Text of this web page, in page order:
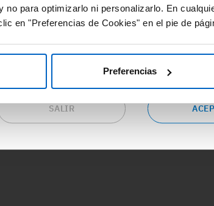
no para optimizarlo ni personalizarlo. En
en "Preferencias de Cookies" en el pie de
Preferencias
terapéuticas.
continuar en este sitio web o pulsa “salir”
al sitio web corporativo de Amgen.
SALIR